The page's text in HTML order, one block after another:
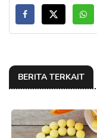
BERITA TERKAIT